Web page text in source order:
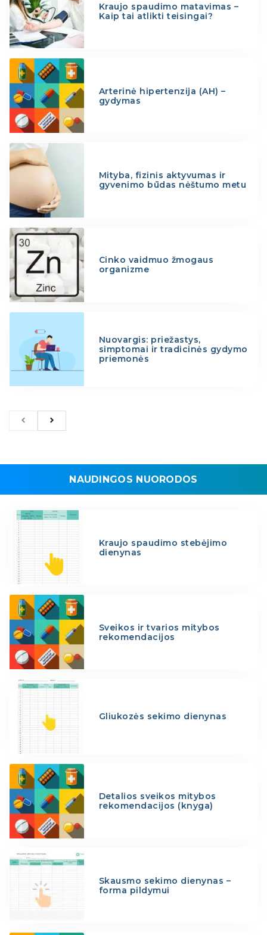
Kraujo spaudimo matavimas –
Kaip tai atlikti teisingai?
Arterinė hipertenzija (AH) –
gydymas
Mityba, fizinis aktyvumas ir
gyvenimo būdas nėštumo metu
Cinko vaidmuo žmogaus
organizme
Nuovargis: priežastys,
simptomai ir tradicinės gydymo
priemonės
NAUDINGOS NUORODOS
Kraujo spaudimo stebėjimo
dienynas
Sveikos ir tvarios mitybos
rekomendacijos
Gliukozės sekimo dienynas
Detalios sveikos mitybos
rekomendacijos (knyga)
Skausmo sekimo dienynas –
forma pildymui